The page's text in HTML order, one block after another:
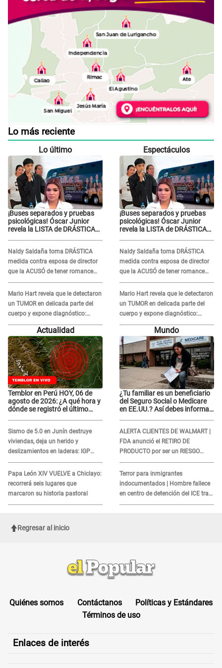
Lo más reciente
Lo último
¡Buses separados y pruebas
psicológicas! Óscar Junior
revela la LISTA de DRÁSTICAS
Naldy Saldaña
Naldy Saldaña toma DRÁSTICA
medida contra esposa de director
que la ACUSÓ de tener romance
con él: "Muy triste..."
Mario Hart revela que le detectaron
un TUMOR en delicada parte del
cuerpo y expone diagnóstico:
"Dolores muy fuertes..."
Espectáculos
¡Buses separados y pruebas
psicológicas! Óscar Junior
revela la LISTA de DRÁSTICAS
Naldy Saldaña
Naldy Saldaña toma DRÁSTICA
medida contra esposa de director
que la ACUSÓ de tener romance
con él: "Muy triste..."
Mario Hart revela que le detectaron
un TUMOR en delicada parte del
cuerpo y expone diagnóstico:
"Dolores muy fuertes..."
Actualidad
Temblor en Perú HOY, 06 de
agosto de 2026: ¿A qué hora y
dónde se registró el último
Sismo de 5.0 en Junín destruye
viviendas, deja un herido y
deslizamientos en laderas: IGP
alerta sobre posibles réplicas
Papa León XIV VUELVE a Chiclayo:
recorrerá seis lugares que
marcaron su historia pastoral
Mundo
¿Tu familiar es un beneficiario
del Seguro Social o Medicare
en EE.UU.? Así debes informar
ALERTA CLIENTES DE WALMART |
FDA anunció el RETIRO DE
PRODUCTO por ser un RIESGO
MORTAL para consumidores: ¿Cuál
es?
Terror para inmigrantes
indocumentados | Hombre fallece
en centro de detención del ICE tras
sufrir una "emergencia médica"
Regresar al inicio
Quiénes somos Contáctanos
Políticas y Estándares
Términos de uso
Enlaces de interés